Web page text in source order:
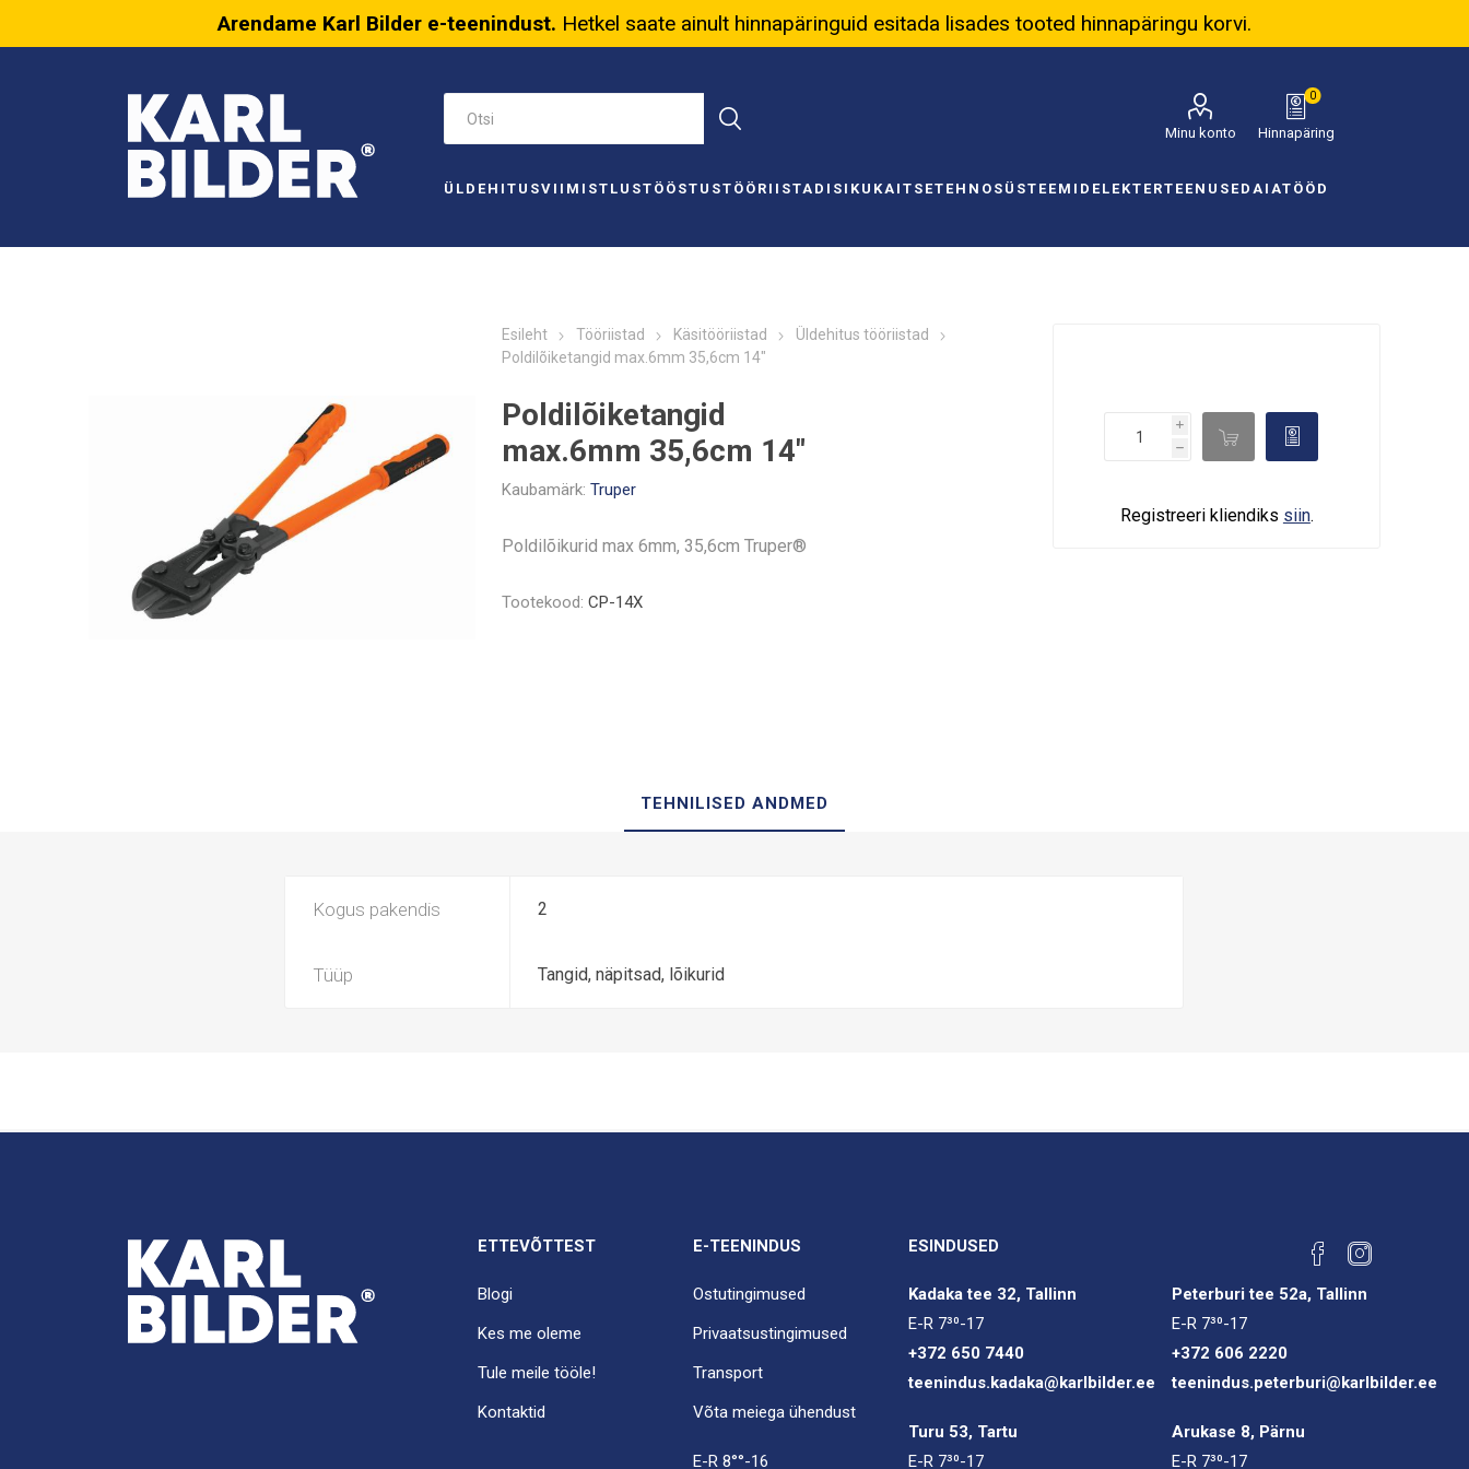
Arendame Karl Bilder e-teenindust. Hetkel saate ainult hinnapäringuid esitada lisades tooted hinnapäringu korvi.
Minu konto Hinnapäring
0
ÜLDEHITUSVIIMISTLUSTÖÖSTUSTÖÖRIISTAD ISIKUKAITSETEHNOSÜSTEEMID ELEKTERTEENUSEDAIATÖÖD
Esileht Tööriistad Käsitööriistad
Üldehitus tööriistad
Poldilõiketangid max.6mm 35,6cm 14"
Poldilõiketangid
max.6mm 35,6cm 14"
Kaubamärk: Truper
Poldilõikurid max 6mm, 35,6cm Truper®
Tootekood: CP-14X
i
h
d 
Registreeri kliendiks siin.
TEHNILISED ANDMED
Kogus pakendis 2
Tüüp Tangid, näpitsad, lõikurid
ETTEVÕTTEST
Blogi
Kes me oleme
Tule meile tööle!
Kontaktid
E-TEENINDUS
Ostutingimused
Privaatsustingimused
Transport
Võta meiega ühendust
E-R 8°°-16
ESINDUSED
Kadaka tee 32, Tallinn
E-R 7³⁰-17
+372 650 7440
teenindus.kadaka@karlbilder.ee
Peterburi tee 52a, Tallinn
E-R 7³⁰-17
+372 606 2220
teenindus.peterburi@karlbilder.ee
Turu 53, Tartu
E-R 7³⁰-17
Arukase 8, Pärnu
E-R 7³⁰-17